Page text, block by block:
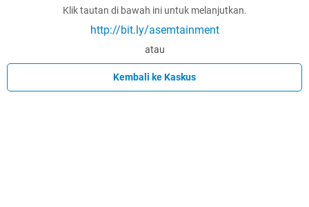
Klik tautan di bawah ini untuk melanjutkan.
http://bit.ly/asemtainment
atau
Kembali ke Kaskus